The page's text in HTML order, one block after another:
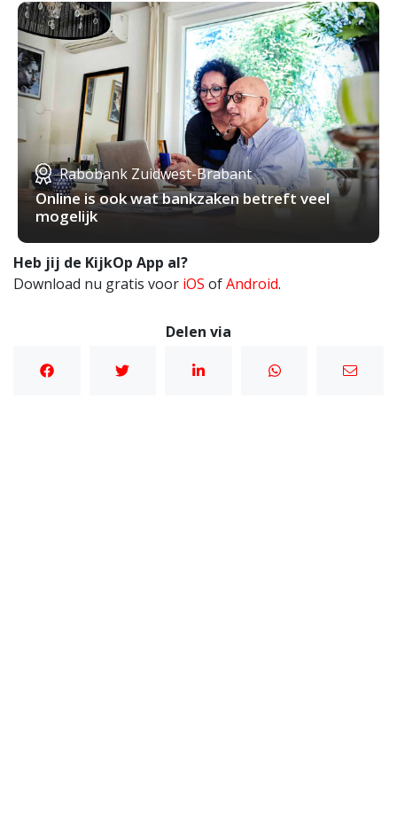
Rabobank Zuidwest-Brabant
Online is ook wat bankzaken betreft veel
mogelijk
Heb jij de KijkOp App al?
Download nu gratis voor iOS ofAndroid.
Delen via